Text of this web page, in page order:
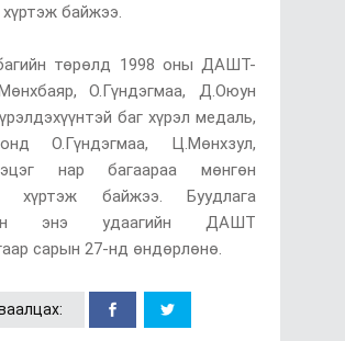
байжээ.
төрөлд 1998 оны ДАШТ-
О.Гүндэгмаа, Д.Оюун
баг хүрэл медаль,
О.Гүндэгмаа, Ц.Мөнхзул,
нар багаараа мөнгөн
хүртэж байжээ. Буудлага
энэ удаагийн ДАШТ
сарын 27-нд өндөрлөнө.